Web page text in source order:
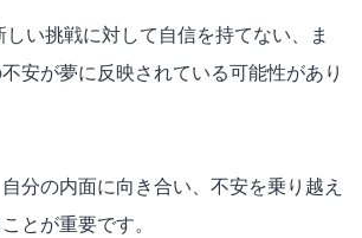
しい挑戦に対して自信を持てない、ま
安が夢に反映されている可能性があり
分の内面に向き合い、不安を乗り越え
とが重要です。